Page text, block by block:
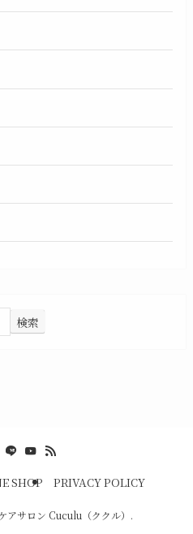
検索
SHOP PRIVACY POLICY
アサロン Cuculu（ククル）.